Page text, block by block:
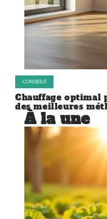
CONSEILS
Chauffage optimal
des meilleures
À la une